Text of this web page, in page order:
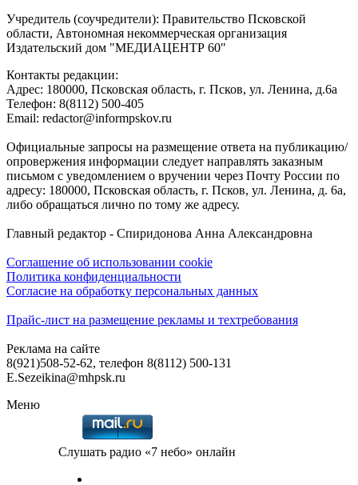
Учредитель (соучредители): Правительство Псковской
области, Автономная некоммерческая организация
Издательский дом "МЕДИАЦЕНТР 60"
Контакты редакции:
Адреc: 180000, Псковская область, г. Псков, ул. Ленина, д.6а
Телефон: 8(8112) 500-405
Email: redactor@informpskov.ru
Официальные запросы на размещение ответа на публикацию/
опровержения информации следует направлять заказным
письмом с уведомлением о вручении через Почту России по
адресу: 180000, Псковская область, г. Псков, ул. Ленина, д. 6а,
либо обращаться лично по тому же адресу.
Главный редактор - Спиридонова Анна Александровна
Соглашение об использовании cookie
Политика конфиденциальности
Согласие на обработку персональных данных
Прайс-лист на размещение рекламы и техтребования
Реклама на сайте
8(921)508-52-62, телефон 8(8112) 500-131
E.Sezeikina@mhpsk.ru
Меню
Слушать радио «7 небо» онлайн